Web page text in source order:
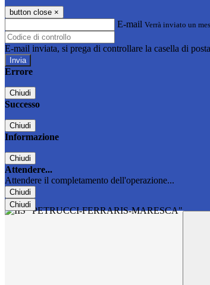
button close ×
E-mail Verrà inviato un
E-mail inviata, si prega di controllare la casella di
Errore
Chiudi
Successo
Chiudi
Informazione
Chiudi
Attendere...
Attendere il completamento dell'operazione...
Chiudi
Chiudi